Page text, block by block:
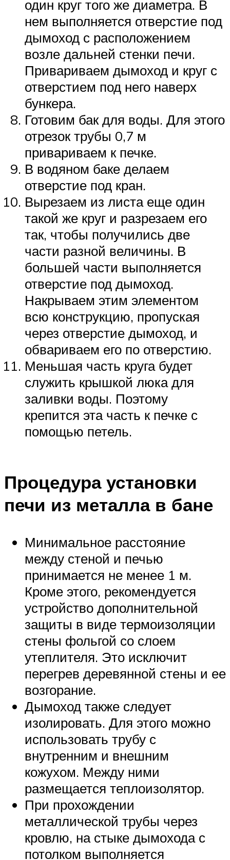
один круг того же диаметра. В
нем выполняется отверстие под
дымоход с расположением
возле дальней стенки печи.
Привариваем дымоход и круг с
отверстием под него наверх
бункера.
Готовим бак для воды. Для этого
отрезок трубы 0,7 м
привариваем к печке.
В водяном баке делаем
отверстие под кран.
Вырезаем из листа еще один
такой же круг и разрезаем его
так, чтобы получились две
части разной величины. В
большей части выполняется
отверстие под дымоход.
Накрываем этим элементом
всю конструкцию, пропуская
через отверстие дымоход, и
обвариваем его по отверстию.
Меньшая часть круга будет
служить крышкой люка для
заливки воды. Поэтому
крепится эта часть к печке с
помощью петель.
Процедура установки
печи из металла в бане
Минимальное расстояние
между стеной и печью
принимается не менее 1 м.
Кроме этого, рекомендуется
устройство дополнительной
защиты в виде термоизоляции
стены фольгой со слоем
утеплителя. Это исключит
перегрев деревянной стены и ее
возгорание.
Дымоход также следует
изолировать. Для этого можно
использовать трубу с
внутренним и внешним
кожухом. Между ними
размещается теплоизолятор.
При прохождении
металлической трубы через
кровлю, на стыке дымохода с
потолком выполняется